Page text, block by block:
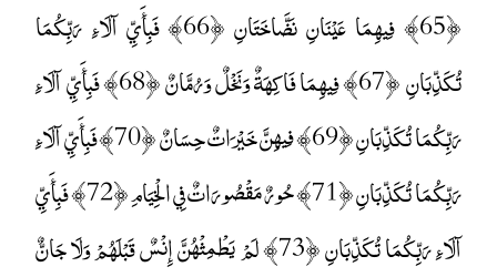
﴿65﴾ فِيهِمَا عَيْنَانِ نَضَّاخَتَانِ ﴿66﴾ فَبِأَيِّ آلَاءِ رَبِّكُمَا
تُكَذِّبَانِ ﴿67﴾ فِيهِمَا فَاكِهَةٌ وَنَخْلٌ وَرُمَّانٌ ﴿68﴾ فَبِأَيِّ آلَاءِ
رَبِّكُمَا تُكَذِّبَانِ ﴿69﴾ فِيهِنَّ خَيْرَاتٌ حِسَانٌ ﴿70﴾ فَبِأَيِّ آلَاءِ
رَبِّكُمَا تُكَذِّبَانِ ﴿71﴾ حُورٌ مَقْصُورَاتٌ فِي الْخِيَامِ ﴿72﴾ فَبِأَيِّ
آلَاءِ رَبِّكُمَا تُكَذِّبَانِ ﴿73﴾ لَمْ يَطْمِثْهُنَّ إِنْسٌ قَبْلَهُمْ وَلَا جَانٌّ